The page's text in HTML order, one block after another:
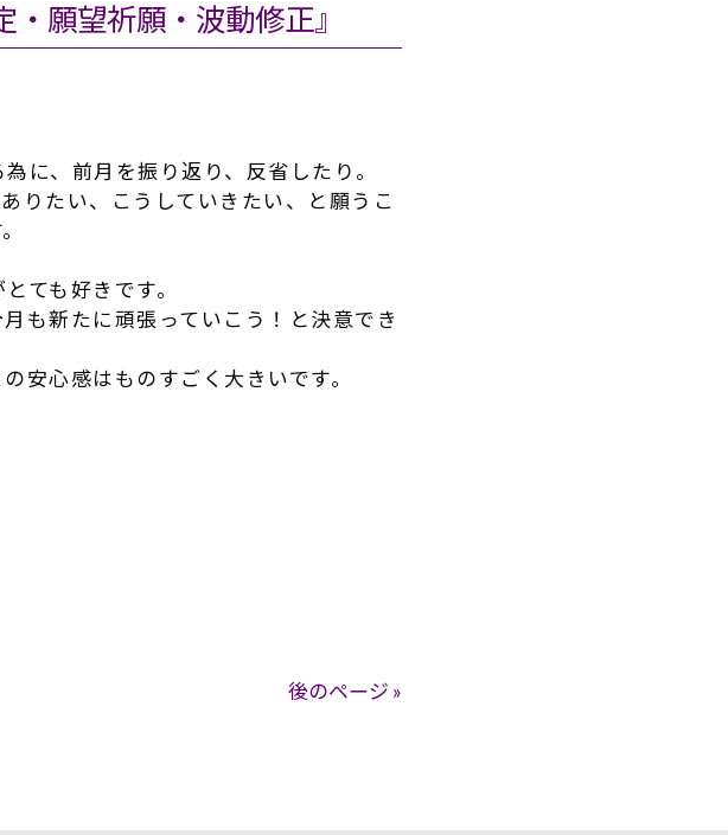
願望祈願・波動修正』
に、 前月を振り返り、反省したり。
りたい、
こうしていきたい、と願うこ
ても好きです。
月も新たに頑張っていこう！と決意でき
の安心感はものすごく大きいです。
後のページ »